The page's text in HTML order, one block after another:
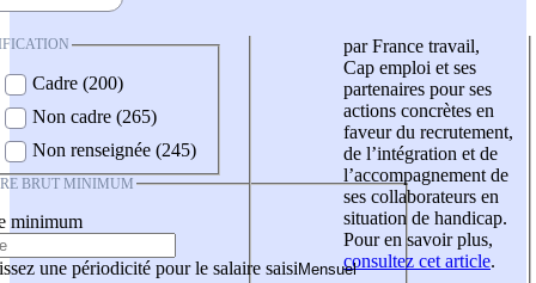
Cadre (200)
Non cadre (265)
Non renseignée (245)
BRUT MINIMUM
minimum
une périodicité pour le salaire saisi
par France travail,
Cap emploi et ses
partenaires pour ses
actions concrètes en
faveur du recrutement,
de l’intégration et de
l’accompagnement de
ses collaborateurs en
situation de handicap.
Pour en savoir plus,
consultez cet article.